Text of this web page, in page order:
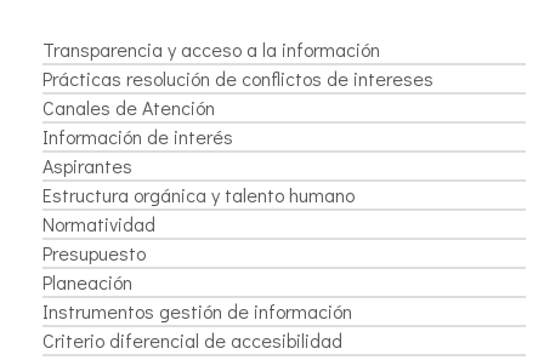
Transparencia y acceso a la información
Prácticas resolución de conflictos de intereses
Canales de Atención
Información de interés
Aspirantes
Estructura orgánica y talento humano
Normatividad
Presupuesto
Planeación
Instrumentos gestión de información
Criterio diferencial de accesibilidad